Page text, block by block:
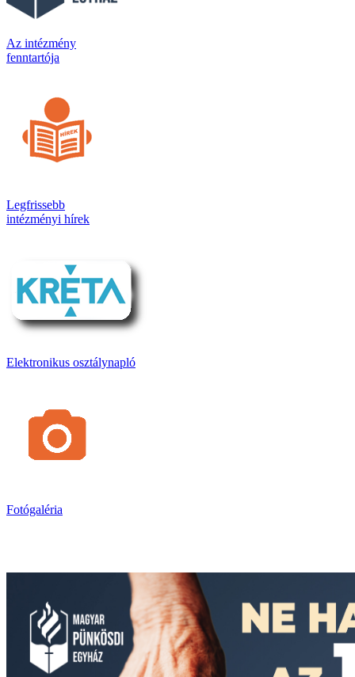
Az intézmény
fenntartója
Legfrissebb
intézményi hírek
Elektronikus osztálynapló
Fotógaléria